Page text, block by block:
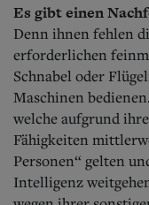
Es gibt einen
Denn ihnen fehlen
erforderlichen
Schnabel oder
Maschinen
welche aufgrund
Fähigkeiten
Personen“ gelten
Intelligenz